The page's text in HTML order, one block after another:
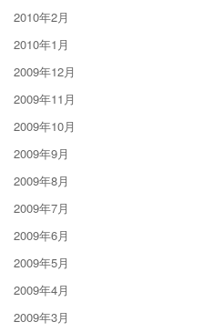
2010年2月
2010年1月
2009年12月
2009年11月
2009年10月
2009年9月
2009年8月
2009年7月
2009年6月
2009年5月
2009年4月
2009年3月